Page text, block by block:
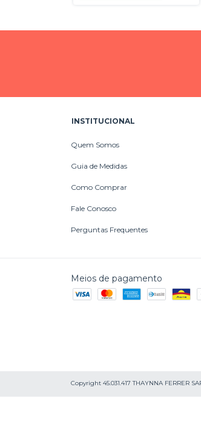
INSTITUCIONAL
Quem Somos
Guia de Medidas
Como Comprar
Fale Conosco
Perguntas Frequentes
Meios de pagamento
Copyright 45.031.417 THAYNNA FERRER